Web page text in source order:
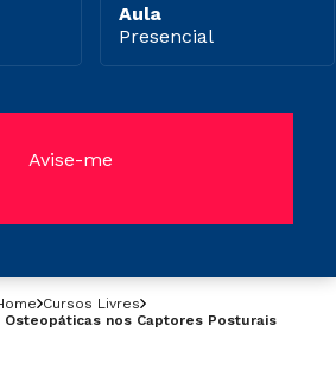
Cursos Livres
Osteopáticas nos Captores Posturais
Aula
Presencial
Avise-me